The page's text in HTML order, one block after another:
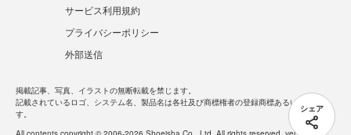
シェア
サービス利用規約
プライバシーポリシー
外部送信
掲載記事、写真、イラストの無断転載を禁じます。
記載されているロゴ、システム名、製品名は各社及び商標権者の登録商標あるいは商標で
す。